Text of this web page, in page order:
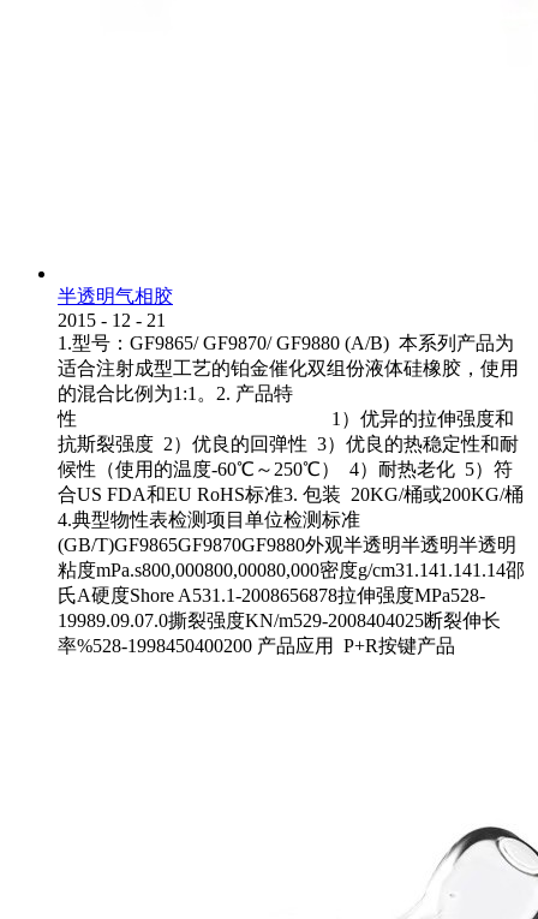
半透明气相胶
2015 - 12 - 21
1.型号：GF9865/ GF9870/ GF9880 (A/B) 本系列产品为
适合注射成型工艺的铂金催化双组份液体硅橡胶，使用
的混合比例为1:1。2. 产品特
性 1）优异的拉伸强度和
抗斯裂强度 2）优良的回弹性 3）优良的热稳定性和耐
候性（使用的温度-60℃～250℃） 4）耐热老化 5）符
合US FDA和EU RoHS标准3. 包装 20KG/桶或200KG/桶
4.典型物性表检测项目单位检测标准
(GB/T)GF9865GF9870GF9880外观半透明半透明半透明
粘度mPa.s800,000800,00080,000密度g/cm31.141.141.14邵
氏A硬度Shore A531.1-2008656878拉伸强度MPa528-
19989.09.07.0撕裂强度KN/m529-2008404025断裂伸长
率%528-1998450400200 产品应用 P+R按键产品